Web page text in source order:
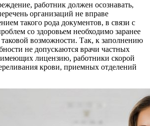
работник должен осознавать,
организаций не вправе
такого рода документов, в связи с
со здоровьем необходимо заранее
возможности. Так, к заполнению
не допускаются врачи частных
лицензию, работники скорой
крови, приемных отделений